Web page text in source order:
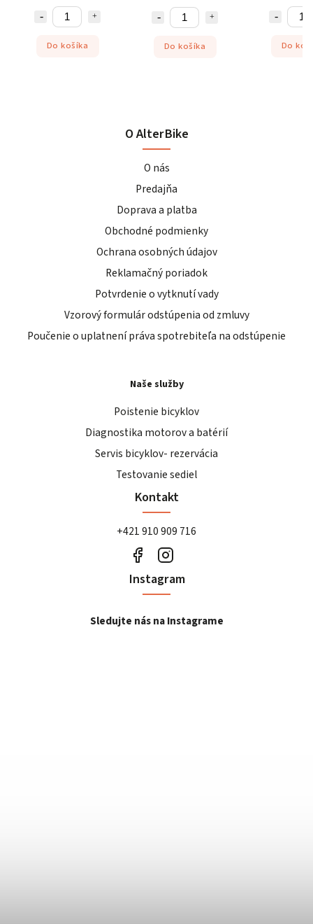
Do košíka Do košíka Do
O AlterBike
O nás
Predajňa
Doprava a platba
Obchodné podmienky
Ochrana osobných údajov
Reklamačný poriadok
Potvrdenie o vytknutí vady
Vzorový formulár odstúpenia od zmluvy
Poučenie o uplatnení práva spotrebiteľa na odstúpenie
Naše služby
Poistenie bicyklov
Diagnostika motorov a batérií
Servis bicyklov- rezervácia
Testovanie sediel
Kontakt
+421 910 909 716
Instagram
Sledujte nás na Instagrame